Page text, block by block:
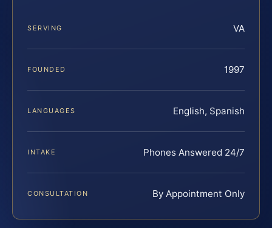
SERVING VA
FOUNDED 1997
LANGUAGES English, Spanish
INTAKE Phones Answered 24/7
CONSULTATION By Appointment Only